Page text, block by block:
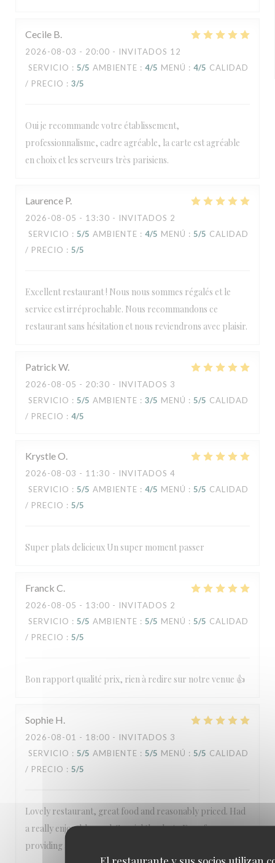
El restaurante y sus socios utilizan
Cecile B
2026-08-03 - 20:00 - INVITADOS 12
SERVICIO : 5/5 AMBIENTE : 4/5 MENÚ : 4/5 CALIDAD
/ PRECIO : 3/5
Oui je recommande votre établissement,
professionnalisme, cadre agréable, la carte est agréable
en choix et les serveurs très parisiens.
Laurence P
2026-08-05 - 13:30 - INVITADOS 2
SERVICIO : 5/5 AMBIENTE : 4/5 MENÚ : 5/5 CALIDAD
/ PRECIO : 5/5
Excellent restaurant ! Nous nous sommes régalés et le
service est irréprochable. Nous recommandons ce
restaurant sans hésitation et nous reviendrons avec plaisir.
Patrick W
2026-08-05 - 20:30 - INVITADOS 3
SERVICIO : 5/5 AMBIENTE : 3/5 MENÚ : 5/5 CALIDAD
/ PRECIO : 4/5
KrystleO
2026-08-03 - 11:30 - INVITADOS 4
SERVICIO : 5/5 AMBIENTE : 4/5 MENÚ : 5/5 CALIDAD
/ PRECIO : 5/5
Super plats delicieux Un super moment passer
Franck C
2026-08-05 - 13:00 - INVITADOS 2
SERVICIO : 5/5 AMBIENTE : 5/5 MENÚ : 5/5 CALIDAD
/ PRECIO : 5/5
Bon rapport qualité prix, rien à redire sur notre venue 👍
Sophie H
2026-08-01 - 18:00 - INVITADOS 3
SERVICIO : 5/5 AMBIENTE : 5/5 MENÚ : 5/5 CALIDAD
/ PRECIO : 5/5
Lovely restaurant, great food and reasonably priced. Had
a really enjoyable meal. Special thanks to Evan for
providing a great service throughout